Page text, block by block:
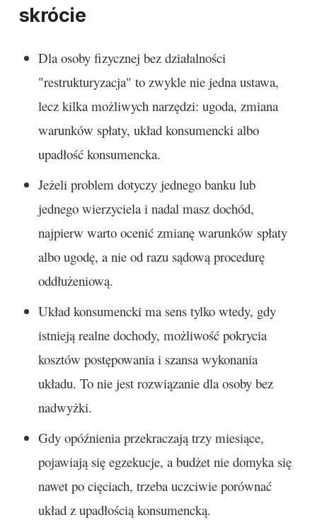
skrócie
Dla osoby fizycznej bez działalności
"restrukturyzacja" to zwykle nie jedna ustawa,
lecz kilka możliwych narzędzi: ugoda, zmiana
warunków spłaty, układ konsumencki albo
upadłość konsumencka.
Jeżeli problem dotyczy jednego banku lub
jednego wierzyciela i nadal masz dochód,
najpierw warto ocenić zmianę warunków spłaty
albo ugodę, a nie od razu sądową procedurę
oddłużeniową.
Układ konsumencki ma sens tylko wtedy, gdy
istnieją realne dochody, możliwość pokrycia
kosztów postępowania i szansa wykonania
układu. To nie jest rozwiązanie dla osoby bez
nadwyżki.
Gdy opóźnienia przekraczają trzy miesiące,
pojawiają się egzekucje, a budżet nie domyka się
nawet po cięciach, trzeba uczciwie porównać
układ z upadłością konsumencką.